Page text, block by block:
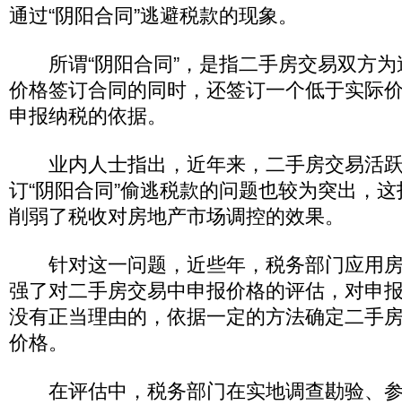
通过“阴阳合同”逃避税款的现象。
所谓“阴阳合同”，是指二手房交易双方为
价格签订合同的同时，还签订一个低于实际
申报纳税的依据。
业内人士指出，近年来，二手房交易活
订“阴阳合同”偷逃税款的问题也较为突出，
削弱了税收对房地产市场调控的效果。
针对这一问题，近些年，税务部门应用
强了对二手房交易中申报价格的评估，对申
没有正当理由的，依据一定的方法确定二手
价格。
在评估中，税务部门在实地调查勘验、